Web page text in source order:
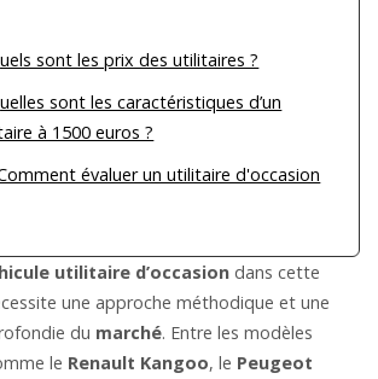
sont les prix des utilitaires ?
sont les caractéristiques d’un
à 1500 euros ?
évaluer un utilitaire d'occasion
utilitaire d’occasion dans cette
une approche méthodique et une
du marché. Entre les modèles
le Renault Kangoo, le Peugeot